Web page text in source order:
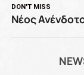
DON'T MISS
Νέος